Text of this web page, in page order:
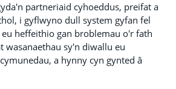
partneriaid cyhoeddus, preifat a
i gyflwyno dull system gyfan fel
heffeithio gan broblemau o'r fath
wasanaethau sy'n diwallu eu
a hynny cyn gynted â